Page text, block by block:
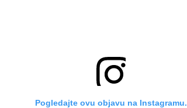
Pogledajte ovu objavu na Instagramu.